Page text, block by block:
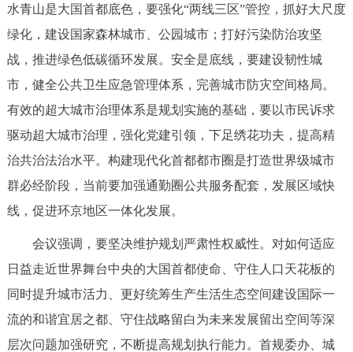
水青山是大国首都底色，要强化“两线三区”管控，抓好大尺度
绿化，建设国家森林城市、公园城市；打好污染防治攻坚
战，推进绿色低碳循环发展。安全是底线，要建设韧性城
市，健全公共卫生应急管理体系，完善城市防灾空间格局。
有效的超大城市治理体系是规划实施的基础，要以市民诉求
驱动超大城市治理，强化党建引领，下足绣花功夫，提高精
治共治法治水平。构建现代化首都都市圈是打造世界级城市
群必经阶段，当前要加强通勤圈公共服务配套，发展区域快
线，促进环京地区一体化发展。
会议强调，要坚决维护规划严肃性权威性。对如何适应
日益走近世界舞台中央的大国首都使命、守住人口天花板的
同时提升城市活力、更好统筹生产生活生态空间建设国际一
流的和谐宜居之都、守住战略留白为未来发展留出空间等深
层次问题加强研究，不断提高规划执行能力。首规委办、城